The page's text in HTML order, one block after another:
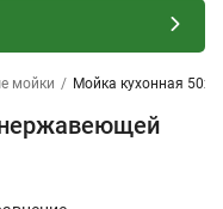
мойки / Мойка кухонная
нержавеющей